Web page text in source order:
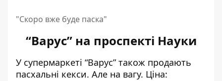
"Скоро вже буде паска"
“Варус” на проспекті Науки
У супермаркеті “Варус” також продають
пасхальні кекси. Але на вагу. Ціна: